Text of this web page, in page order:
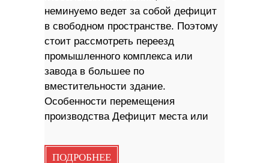
неминуемо ведет за собой дефицит
в свободном пространстве. Поэтому
стоит рассмотреть переезд
промышленного комплекса или
завода в большее по
вместительности здание.
Особенности перемещения
производства Дефицит места или
ПОДРОБНЕЕ